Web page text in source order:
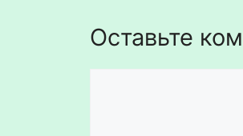
Оставьте